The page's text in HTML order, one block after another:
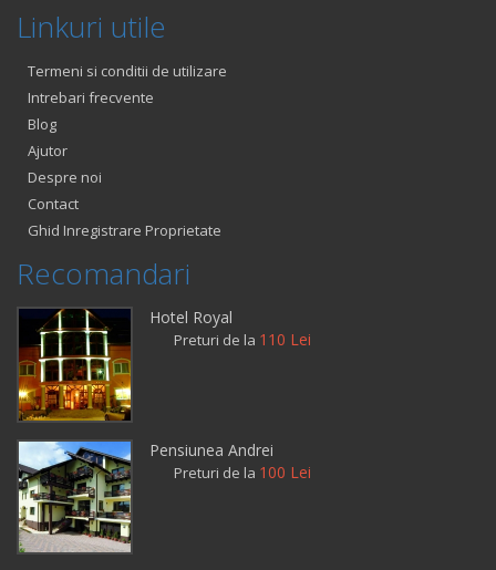
Linkuri utile
Termeni si conditii de utilizare
Intrebari frecvente
Blog
Ajutor
Despre noi
Contact
Ghid Inregistrare Proprietate
Recomandari
Hotel Royal
Preturi de la 110 Lei
Pensiunea Andrei
Preturi de la 100 Lei